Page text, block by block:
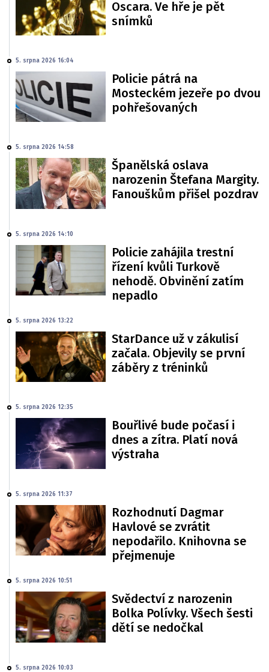
Oscara. Ve hře je pět
snímků
5. srpna 2026 16:04
Policie pátrá na
Mosteckém jezeře po dvou
pohřešovaných
5. srpna 2026 14:58
Španělská oslava
narozenin Štefana Margity.
Fanouškům přišel pozdrav
5. srpna 2026 14:10
Policie zahájila trestní
řízení kvůli Turkově
nehodě. Obvinění zatím
nepadlo
5. srpna 2026 13:22
StarDance už v zákulisí
začala. Objevily se první
záběry z tréninků
5. srpna 2026 12:35
Bouřlivé bude počasí i
dnes a zítra. Platí nová
výstraha
5. srpna 2026 11:37
Rozhodnutí Dagmar
Havlové se zvrátit
nepodařilo. Knihovna se
přejmenuje
5. srpna 2026 10:51
Svědectví z narozenin
Bolka Polívky. Všech šesti
dětí se nedočkal
5. srpna 2026 10:03